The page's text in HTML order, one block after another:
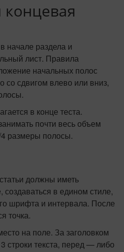
начале раздела и
лист. Правила
начальных полос
со сдвигом влево или вниз,
в конце теста.
почти весь объем
размеры полосы.
должны иметь
в едином стиле,
шрифта и интервала. После
точка.
на поле. За заголовком
строки текста, перед — либо